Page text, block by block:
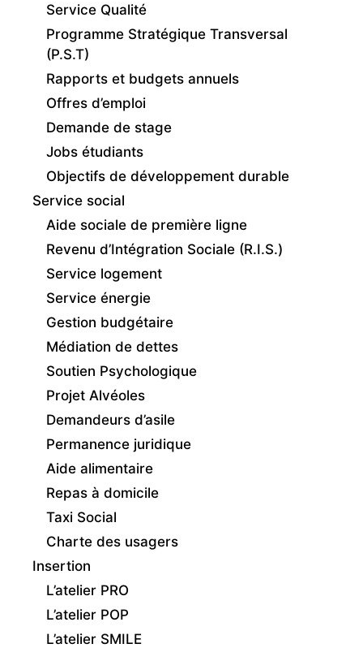
Service Qualité
Programme Stratégique Transversal
(P.S.T)
Rapports et budgets annuels
Offres d’emploi
Demande de stage
Jobs étudiants
Objectifs de développement durable
Service social
Aide sociale de première ligne
Revenu d’Intégration Sociale (R.I.S.)
Service logement
Service énergie
Gestion budgétaire
Médiation de dettes
Soutien Psychologique
Projet Alvéoles
Demandeurs d’asile
Permanence juridique
Aide alimentaire
Repas à domicile
Taxi Social
Charte des usagers
Insertion
L’atelier PRO
L’atelier POP
L’atelier SMILE